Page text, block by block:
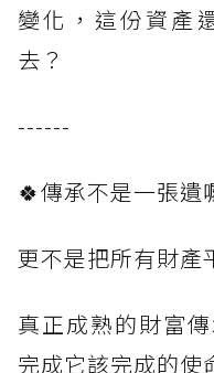
變化，這份資產
去？
------
🍀傳承不是一張遺
更不是把所有財產
真正成熟的財富
完成它該完成的使